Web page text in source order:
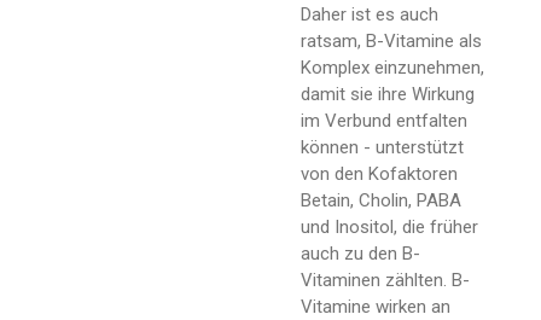
Daher ist es auch
ratsam, B-Vitamine als
Komplex einzunehmen,
damit sie ihre Wirkung
im Verbund entfalten
können - unterstützt
von den Kofaktoren
Betain, Cholin, PABA
und Inositol, die früher
auch zu den B-
Vitaminen zählten. B-
Vitamine wirken an